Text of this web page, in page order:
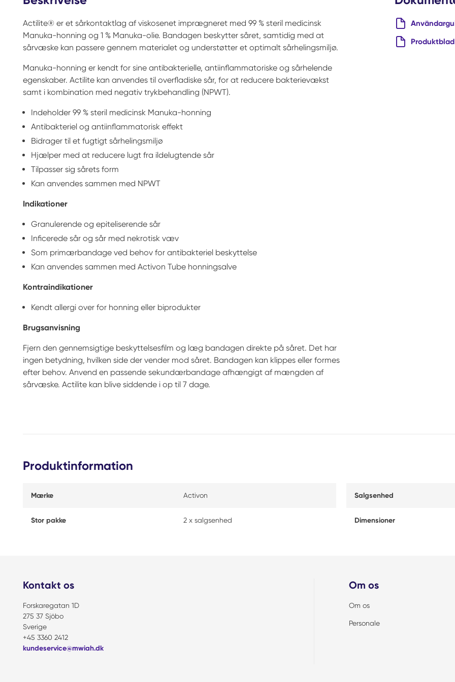
Actilite® er et sårkontaktlag af viskosenet imprægneret med 99 % steril medicinsk
Manuka-honning og 1 % Manuka-olie. Bandagen beskytter såret, samtidig med at
sårvæske kan passere gennem materialet og understøtter et optimalt sårhelingsmiljø.
Manuka-honning er kendt for sine antibakterielle, antiinflammatoriske og sårhelende
egenskaber. Actilite kan anvendes til overfladiske sår, for at reducere bakterievækst
samt i kombination med negativ trykbehandling (NPWT).
Indeholder 99 % steril medicinsk Manuka-honning
Antibakteriel og antiinflammatorisk effekt
Bidrager til et fugtigt sårhelingsmiljø
Hjælper med at reducere lugt fra ildelugtende sår
Tilpasser sig sårets form
Kan anvendes sammen med NPWT
Indikationer
Granulerende og epiteliserende sår
Inficerede sår og sår med nekrotisk væv
Som primærbandage ved behov for antibakteriel beskyttelse
Kan anvendes sammen med Activon Tube honningsalve
Kontraindikationer
Kendt allergi over for honning eller biprodukter
Brugsanvisning
Fjern den gennemsigtige beskyttelsesfilm og læg bandagen direkte på såret. Det har
ingen betydning, hvilken side der vender mod såret. Bandagen kan klippes eller formes
efter behov. Anvend en passende sekundærbandage afhængigt af mængden af
sårvæske. Actilite kan blive siddende i op til 7 dage.
Produktblad
Produktinformation
Mærke Activon Salgsenhed
Stor pakke 2 x salgsenhed Dimensioner
Kontakt os
Forskaregatan 1D
275 37 Sjöbo
Sverige
+45 3360 2412
kundeservice@mwiah.dk
Om os
Om os
Personale